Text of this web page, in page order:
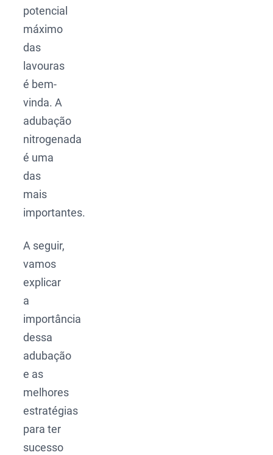
potencial
máximo
das
lavouras
é bem-
vinda. A
adubação
nitrogenada
é uma
das
mais
importantes.
A seguir,
vamos
explicar
a
importância
dessa
adubação
e as
melhores
estratégias
para ter
sucesso